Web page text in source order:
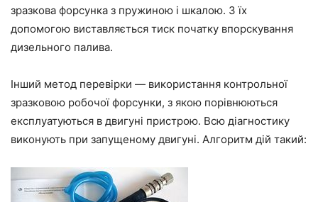
зразкова форсунка з пружиною і шкалою. З їх
допомогою виставляється тиск початку впорскування
дизельного палива.
Інший метод перевірки — використання контрольної
зразковою робочої форсунки, з якою порівнюються
експлуатуються в двигуні пристрою. Всю діагностику
виконують при запущеному двигуні. Алгоритм дій такий: